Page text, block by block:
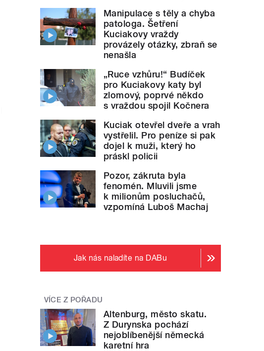
Manipulace s těly a chyba
patologa. Šetření
Kuciakovy vraždy
provázely otázky, zbraň se
nenašla
„Ruce vzhůru!“ Budíček
pro Kuciakovy katy byl
zlomový, poprvé někdo
s vraždou spojil Kočnera
Kuciak otevřel dveře a vrah
vystřelil. Pro peníze si pak
dojel k muži, který ho
práskl policii
Pozor, zákruta byla
fenomén. Mluvili jsme
k milionům posluchačů,
vzpomíná Luboš Machaj
Jak nás naladíte na DABu
VÍCE Z POŘADU
Altenburg, město skatu.
Z Durynska pochází
nejoblíbenější německá
karetní hra